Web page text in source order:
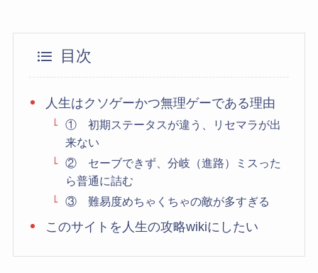
目次
人生はクソゲーかつ無理ゲーである理由
① 初期ステータスが違う、リセマラが出
来ない
② セーブできず、分岐（進路）ミスった
ら普通に詰む
③ 難易度めちゃくちゃの敵が多すぎる
このサイトを人生の攻略wikiにしたい